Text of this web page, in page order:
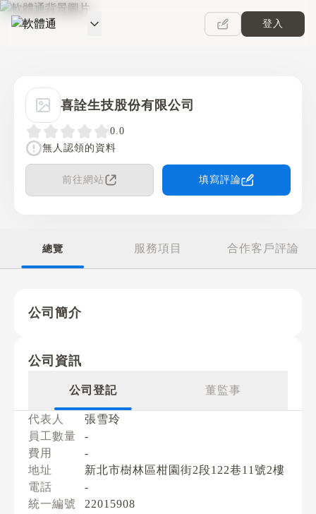
軟體通
登入
喜詮生技股份有限公司
0.0
無人認領的資料
前往網站 填寫評論
總覽 服務項目 合作客戶評論
公司簡介
公司資訊
公司登記 董監事
代表人
張雪玲
員工數量
-
費用
-
地址
新北市樹林區柑園街2段122巷11號2樓
電話
-
統一編號
22015908